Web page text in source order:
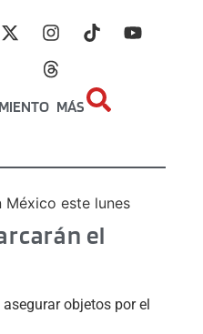
MÁS
este lunes
el
objetos por el